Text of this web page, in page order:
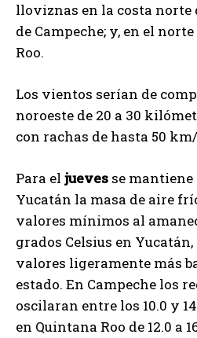
lloviznas en la costa norte
de Campeche; y, en el
Roo.
Los vientos serían de
noroeste de 20 a 30
con rachas de hasta 50
Para el jueves se mantiene
Yucatán la masa de aire
valores mínimos al
grados Celsius en
valores ligeramente más
estado. En Campeche los
oscilaran entre los 10.0 y
en Quintana Roo de 12.0 a